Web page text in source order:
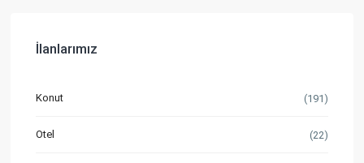
İlanlarımız
Konut (191)
Otel (22)